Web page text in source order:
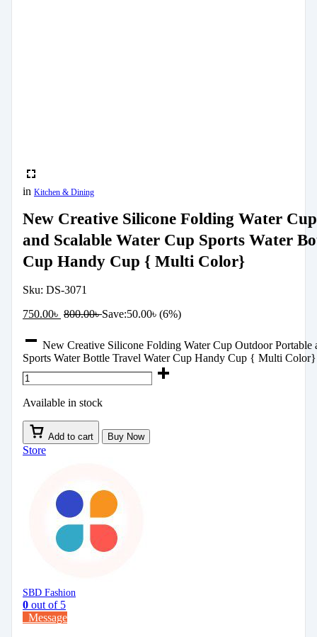
in Kitchen & Dining
New Creative Silicone Folding Water
and Scalable Water Cup Sports Water
Cup Handy Cup { Multi Color}
Sku: DS-3071
750.00৳ 800.00৳Save:50.00৳ (6%)
New Creative Silicone Folding Water Cup Outdoor Portable
Sports Water Bottle Travel Water Cup Handy Cup { Multi
Available in stock
Add to cart Buy Now
Store
SBD Fashion
0 out of 5
Message